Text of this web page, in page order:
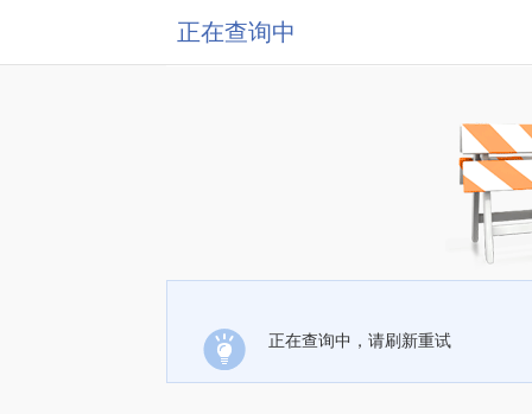
正在查询中
正在查询中，请刷新重试